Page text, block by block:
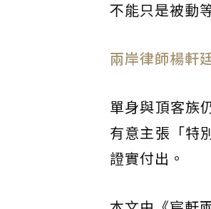
不能只是被動
兩岸律師楊軒
單身與頂客族
有意主張「特
證實付出。